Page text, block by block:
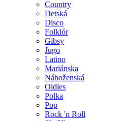
Country
Detská
Disco
Folklór
Gibsy
Jugo
Latino
Mariánska
Náboženská
Oldies
Polka
Pop
Rock 'n Roll